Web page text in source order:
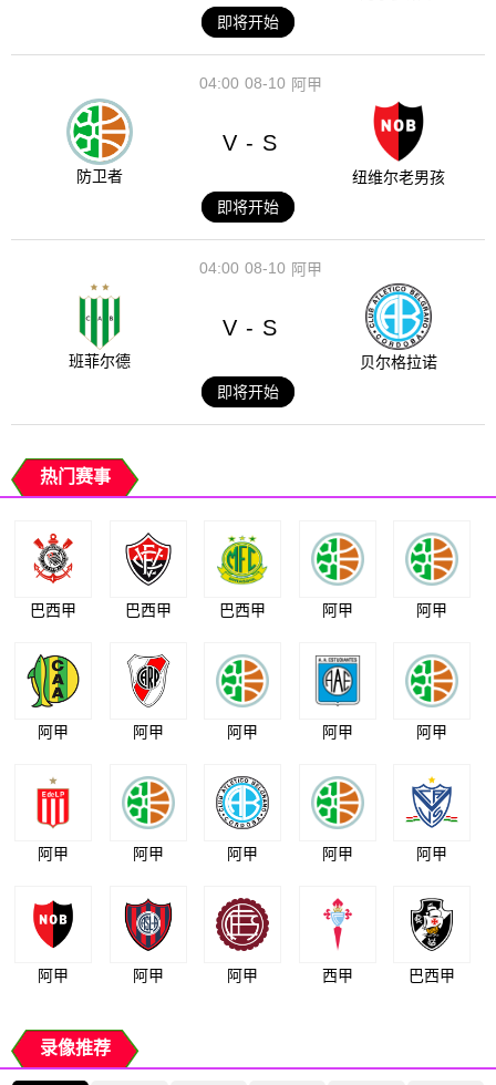
即将开始
08-10
04:00 阿甲
防卫者
V - S
纽维尔老男孩
即将开始
08-10
04:00 阿甲
班菲尔德
V - S
贝尔格拉诺
即将开始
热门赛事
巴西甲 巴西甲 巴西甲 阿甲 阿甲
阿甲 阿甲 阿甲 阿甲 阿甲
阿甲 阿甲 阿甲 阿甲 阿甲
阿甲 阿甲 阿甲 西甲 巴西甲
录像推荐